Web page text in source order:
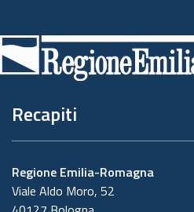
di
pagina
Recapiti
Regione Emilia-Romagna
Viale Aldo Moro, 52